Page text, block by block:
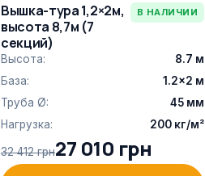
Вышка-тура 1,2×2м,
высота 8,7м (7
секций)
В НАЛИЧИИ
Высота:
8.7 м
База:
1.2×2 м
Труба Ø:
45 мм
Нагрузка:
200 кг/м²
32 412 грн27 010 грн